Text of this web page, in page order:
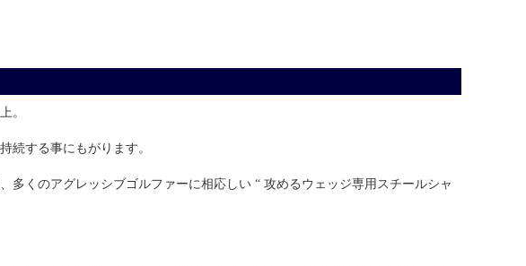
。
続する事にもがります。
くのアグレッシブゴルファーに相応しい “ 攻めるウェッジ専用スチールシャ